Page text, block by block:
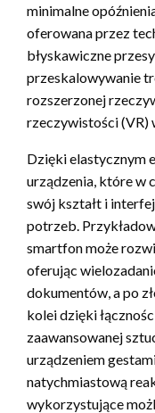
minimalne
oferowana przez
błyskawiczne
przeskalowywanie
rozszerzonej
rzeczywistości (VR)
Dzięki elastycznym
urządzenia, które w
swój kształt i
potrzeb.
smartfon może
oferując
dokumentów, a po
kolei dzięki
zaawansowanej
urządzeniem
natychmiastową
wykorzystujące